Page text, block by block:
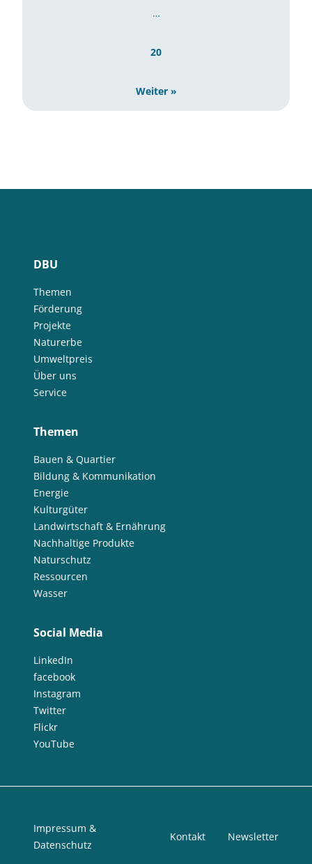
…
20
Weiter »
DBU
Themen
Förderung
Projekte
Naturerbe
Umweltpreis
Über uns
Service
Themen
Bauen & Quartier
Bildung & Kommunikation
Energie
Kulturgüter
Landwirtschaft & Ernährung
Nachhaltige Produkte
Naturschutz
Ressourcen
Wasser
Social Media
LinkedIn
facebook
Instagram
Twitter
Flickr
YouTube
Impressum &
Datenschutz
Kontakt Newsletter